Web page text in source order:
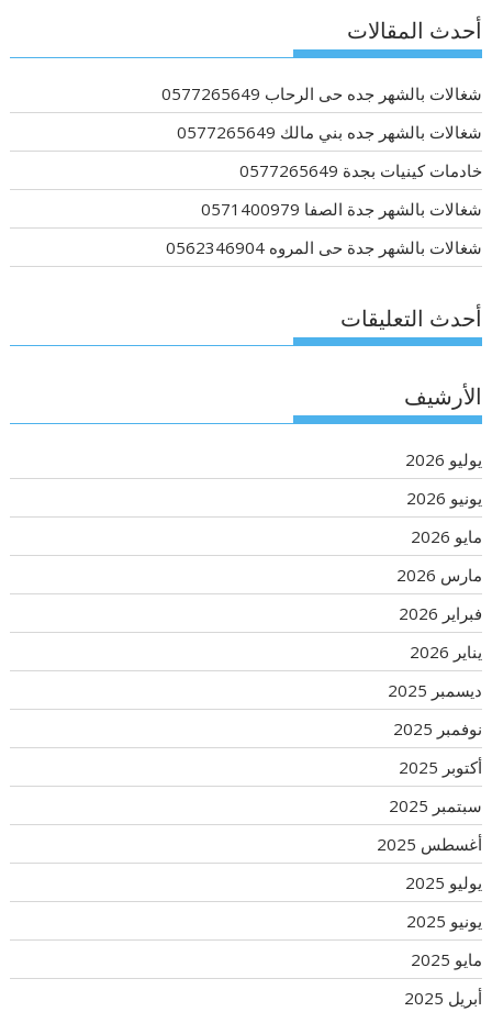
أحدث المقالات
شغالات بالشهر جده حى الرحاب 0577265649
شغالات بالشهر جده بني مالك 0577265649
خادمات كينيات بجدة 0577265649
شغالات بالشهر جدة الصفا 0571400979
شغالات بالشهر جدة حى المروه 0562346904
أحدث التعليقات
الأرشيف
يوليو 2026
يونيو 2026
مايو 2026
مارس 2026
فبراير 2026
يناير 2026
ديسمبر 2025
نوفمبر 2025
أكتوبر 2025
سبتمبر 2025
أغسطس 2025
يوليو 2025
يونيو 2025
مايو 2025
أبريل 2025